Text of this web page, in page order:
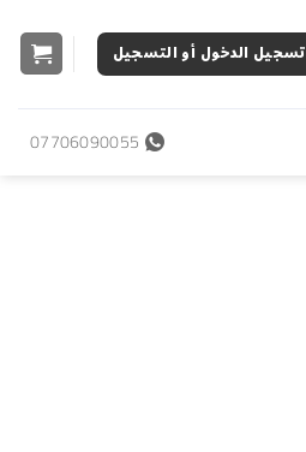
تسجيل الدخول أو التسجيل
07706090055